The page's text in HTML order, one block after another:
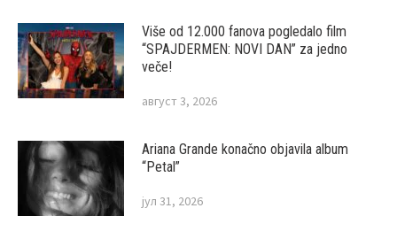
Više od 12.000 fanova pogledalo film
“SPAJDERMEN: NOVI DAN” za jedno
veče!
август 3, 2026
Ariana Grande konačno objavila album
“Petal”
јул 31, 2026